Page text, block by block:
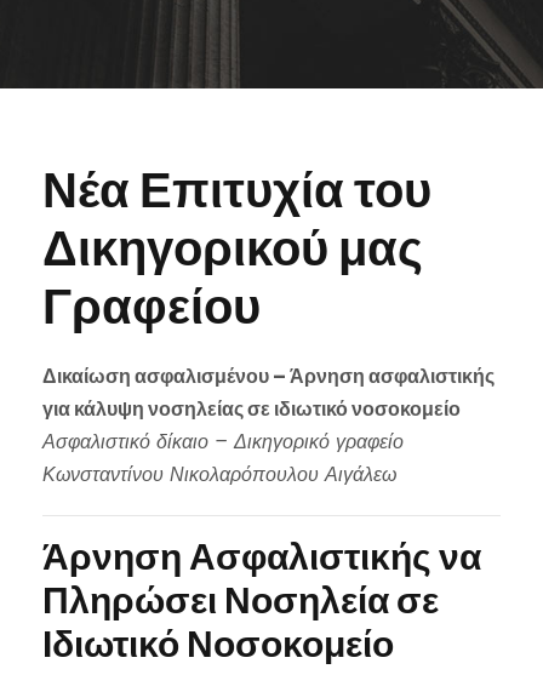
Νέα Επιτυχία του
Δικηγορικού μας
Γραφείου
Δικαίωση ασφαλισμένου – Άρνηση ασφαλιστικής
για κάλυψη νοσηλείας σε ιδιωτικό νοσοκομείο
Ασφαλιστικό δίκαιο – Δικηγορικό γραφείο
Κωνσταντίνου Νικολαρόπουλου Αιγάλεω
Άρνηση Ασφαλιστικής να
Πληρώσει Νοσηλεία σε
Ιδιωτικό Νοσοκομείο